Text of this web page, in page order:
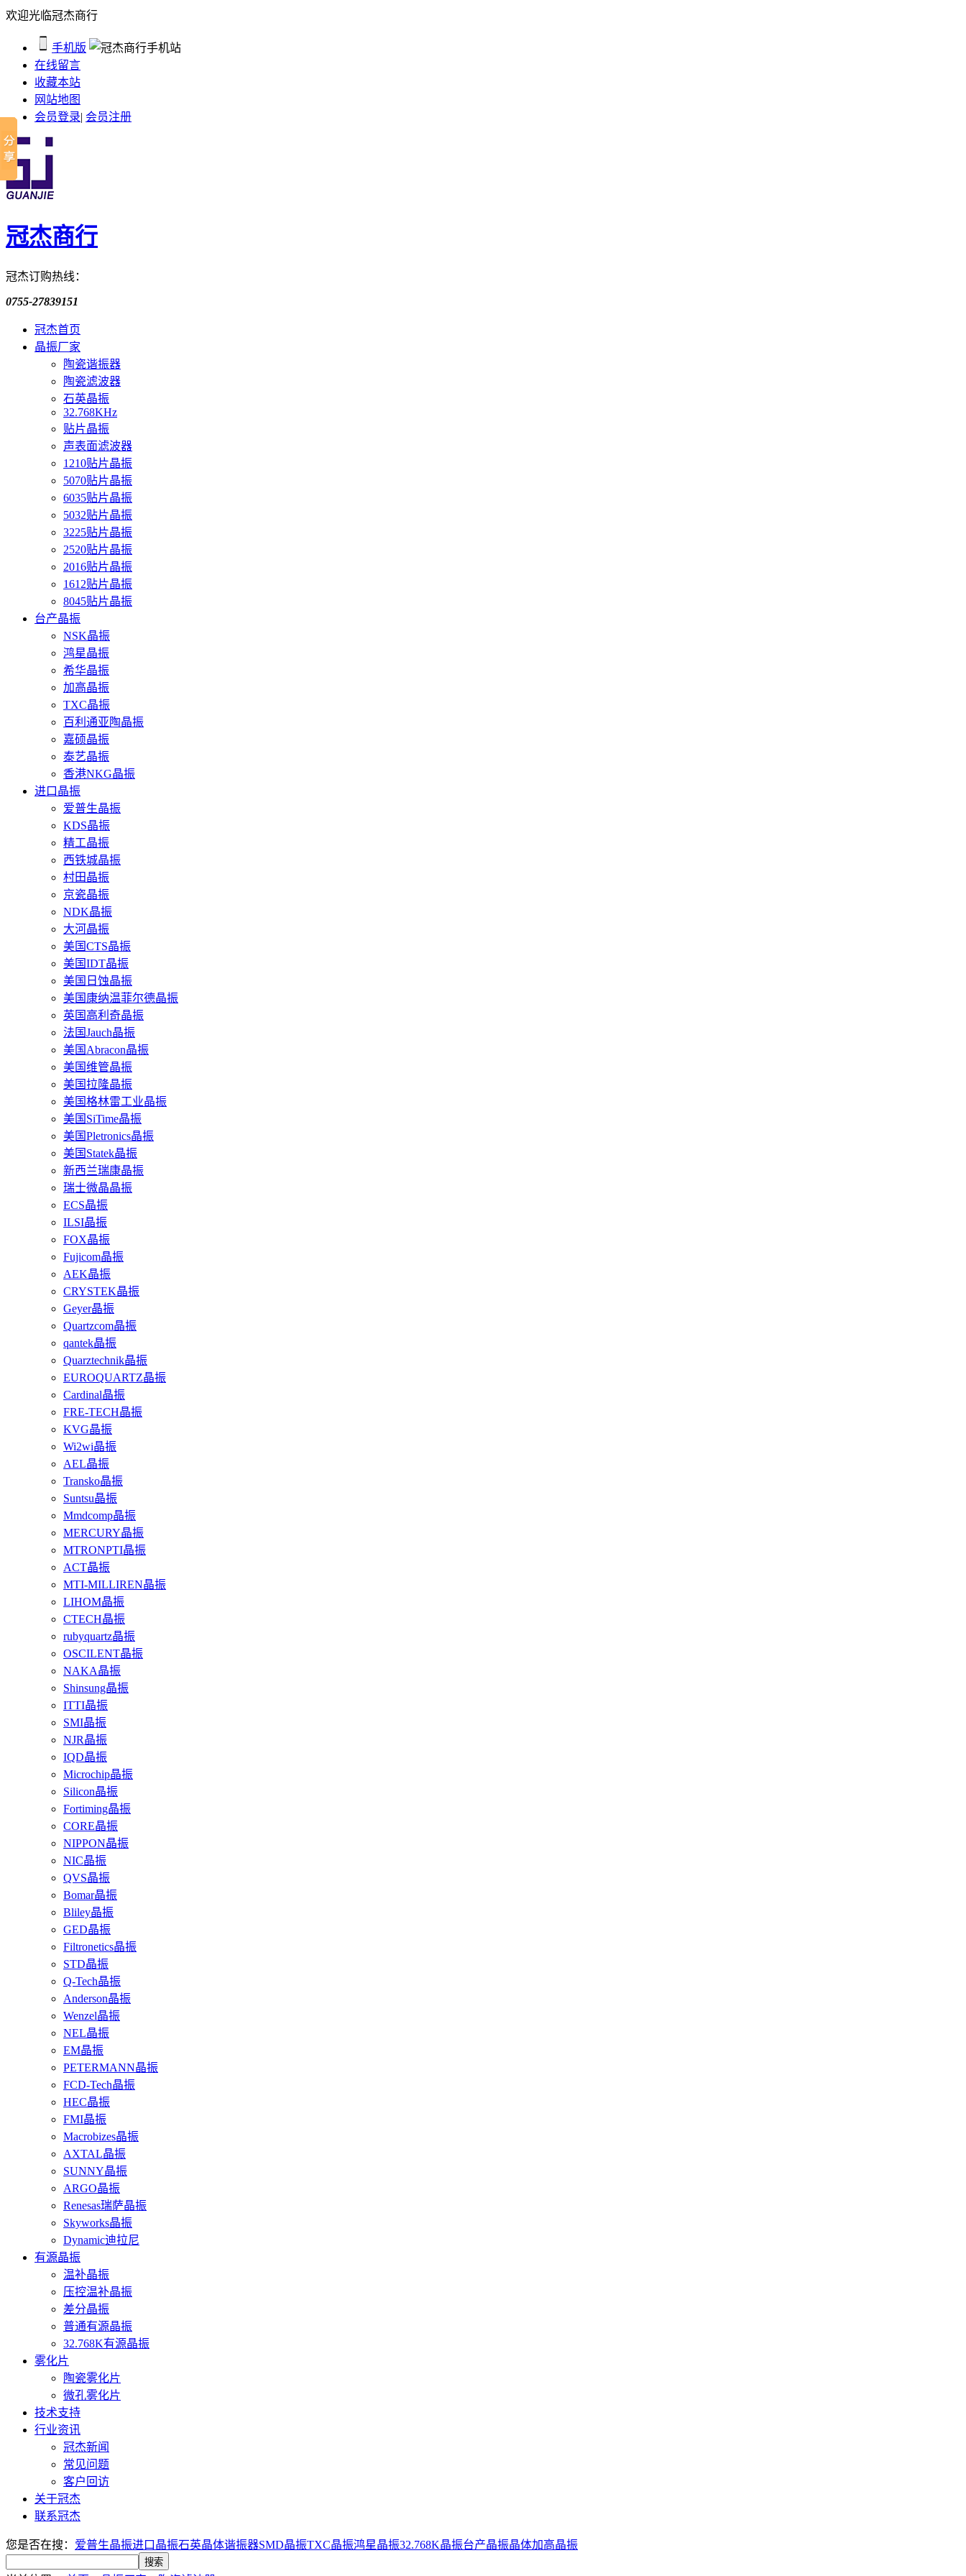
欢迎光临冠杰商行
手机版
在线留言
收藏本站
网站地图
会员登录| 会员注册
冠杰商行
冠杰订购热线：
0755-27839151
冠杰首页
晶振厂家
陶瓷谐振器
陶瓷滤波器
石英晶振
32.768KHz
贴片晶振
声表面滤波器
1210贴片晶振
5070贴片晶振
6035贴片晶振
5032贴片晶振
3225贴片晶振
2520贴片晶振
2016贴片晶振
1612贴片晶振
8045贴片晶振
台产晶振
NSK晶振
鸿星晶振
希华晶振
加高晶振
TXC晶振
百利通亚陶晶振
嘉硕晶振
泰艺晶振
香港NKG晶振
进口晶振
爱普生晶振
KDS晶振
精工晶振
西铁城晶振
村田晶振
京瓷晶振
NDK晶振
大河晶振
美国CTS晶振
美国IDT晶振
美国日蚀晶振
美国康纳温菲尔德晶振
英国高利奇晶振
法国Jauch晶振
美国Abracon晶振
美国维管晶振
美国拉隆晶振
美国格林雷工业晶振
美国SiTime晶振
美国Pletronics晶振
美国Statek晶振
新西兰瑞康晶振
瑞士微晶晶振
ECS晶振
ILSI晶振
FOX晶振
Fujicom晶振
AEK晶振
CRYSTEK晶振
Geyer晶振
Quartzcom晶振
qantek晶振
Quarztechnik晶振
EUROQUARTZ晶振
Cardinal晶振
FRE-TECH晶振
KVG晶振
Wi2wi晶振
AEL晶振
Transko晶振
Suntsu晶振
Mmdcomp晶振
MERCURY晶振
MTRONPTI晶振
ACT晶振
MTI-MILLIREN晶振
LIHOM晶振
CTECH晶振
rubyquartz晶振
OSCILENT晶振
NAKA晶振
Shinsung晶振
ITTI晶振
SMI晶振
NJR晶振
IQD晶振
Microchip晶振
Silicon晶振
Fortiming晶振
CORE晶振
NIPPON晶振
NIC晶振
QVS晶振
Bomar晶振
Bliley晶振
GED晶振
Filtronetics晶振
STD晶振
Q-Tech晶振
Anderson晶振
Wenzel晶振
NEL晶振
EM晶振
PETERMANN晶振
FCD-Tech晶振
HEC晶振
FMI晶振
Macrobizes晶振
AXTAL晶振
SUNNY晶振
ARGO晶振
Renesas瑞萨晶振
Skyworks晶振
Dynamic迪拉尼
有源晶振
温补晶振
压控温补晶振
差分晶振
普通有源晶振
32.768K有源晶振
雾化片
陶瓷雾化片
微孔雾化片
技术支持
行业资讯
冠杰新闻
常见问题
客户回访
关于冠杰
联系冠杰
您是否在搜： 爱普生晶振进口晶振石英晶体谐振器SMD晶振TXC晶振鸿星晶振32.768K晶振台产晶振晶体加高晶振